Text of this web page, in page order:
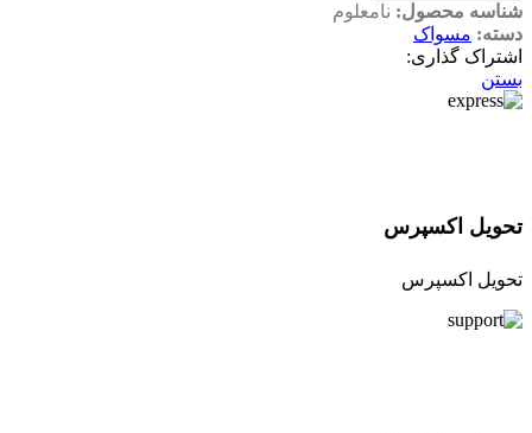
شناسه محصول: نامعلوم
دسته: مسواک
اشتراک گذاری:
بستن
تحویل اکسپرس
تحویل اکسپرس